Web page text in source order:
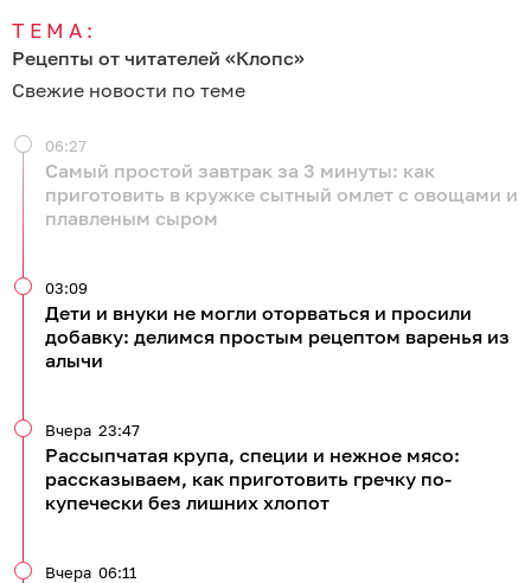
ТЕМА:
Рецепты от читателей «Клопс»
Свежие новости по теме
Самый простой завтрак за 3 минуты: как
приготовить в кружке сытный омлет с овощами и
плавленым сыром
06:27
Дети и внуки не могли оторваться и просили
добавку: делимся простым рецептом варенья из
алычи
03:09
Рассыпчатая крупа, специи и нежное мясо:
рассказываем, как приготовить гречку по-
купечески без лишних хлопот
Вчера 23:47
Вчера 06:11